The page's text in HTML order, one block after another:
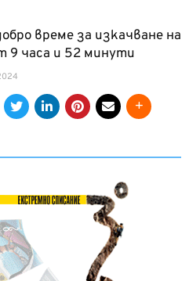
време за изкачване на
9 часа и 52 минути